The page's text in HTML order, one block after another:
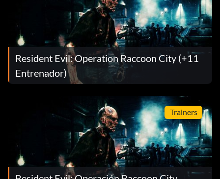
Resident Evil: Operation Raccoon City (+11
Entrenador)
Trainers